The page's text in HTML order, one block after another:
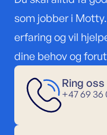
som jobber i
erfaring og vil
dine behov og
Ring oss
+47 69 36